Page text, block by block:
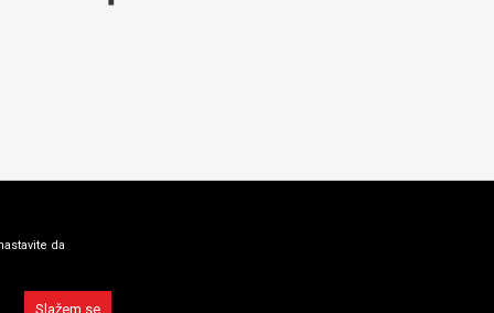
da
Slažem se